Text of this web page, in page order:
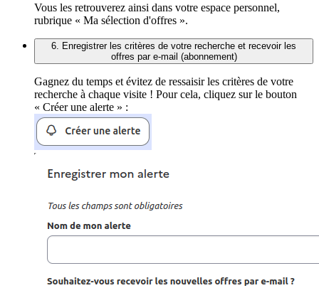
Vous les retrouverez ainsi dans votre espace personnel,
rubrique « Ma sélection d'offres ».
6. Enregistrer les critères de votre recherche et recevoir les
offres par e-mail (abonnement)
Gagnez du temps et évitez de ressaisir les critères de votre
recherche à chaque visite ! Pour cela, cliquez sur le bouton
« Créer une alerte » :